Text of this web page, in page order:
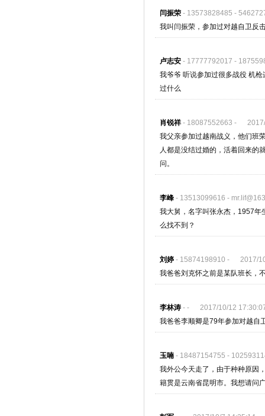
闫振荣- 13573828485 -
我叫闫振荣，参加过对越自卫反
卢志安- 17777792017 -
我爷爷 听说参加过很多战役 机
过什么
肖锐祥- 18087552663 - 2017/
我父亲参加过越南战义，他们班
人都是没结过婚的，活着回来的
问。
李峰- 13513099616 -
我大舅，名字叫张永杰，1957年
么找不到？
刘婷- 15874198910 - 2017/
我爸爸刘克怀之前是某队班长，
李林涛- - 2017/10/12
我爸爸李顺卿是79年参加对越自
玉喃- 18487154755 -
我外公今天走了，由于种种原因
籍贯是云南省昆明市。我想请问